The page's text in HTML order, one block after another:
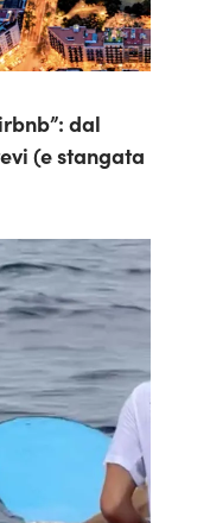
dal
(e stangata